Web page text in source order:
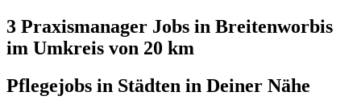
3 Praxismanager Jobs in Breitenworbis
im Umkreis von 20 km
Pflegejobs in Städten in Deiner Nähe